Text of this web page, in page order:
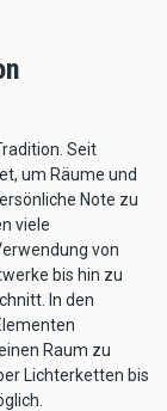
Seit
um Räume und
Note zu
viele
von
bis hin zu
In den
Raum zu
Lichterketten bis